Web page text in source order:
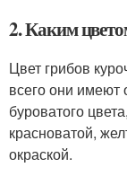
2. Каким
Цвет грибов
всего они имеют
буроватого
красноватой,
окраской.